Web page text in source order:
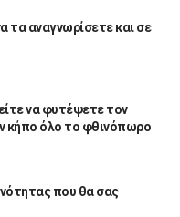
τα αναγνωρίσετε και σε
να φυτέψετε τον
κήπο όλο το φθινόπωρο
που θα σας